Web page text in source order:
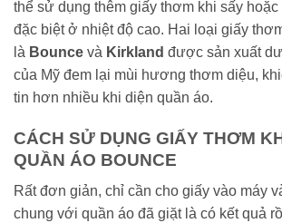
thể sử dụng thêm giấy thơm khi sấy hoặc
đặc biệt ở nhiệt độ cao. Hai loại giấy
là Bounce và Kirkland được sản xuất
của Mỹ đem lại mùi hương thơm diệu,
tin hơn nhiều khi diện quần áo.
CÁCH SỬ DỤNG GIẤY THƠM
QUẦN ÁO BOUNCE
Rất đơn giản, chỉ cần cho giấy vào máy
chung với quần áo đã giặt là có kết quả